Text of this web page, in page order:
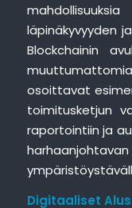
läpinäkyvyyden
Blockchainin
osoittavat
toimitusketjun
raportointiin ja
Digitaaliset